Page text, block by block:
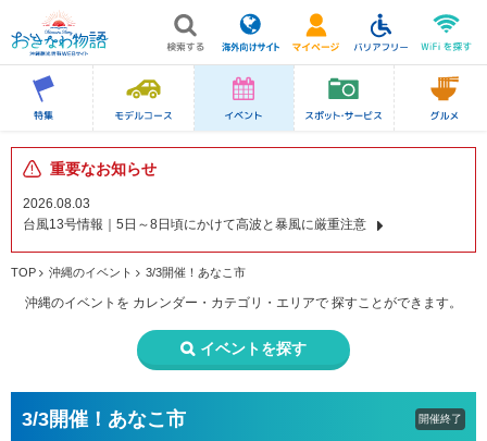
重要なお知らせ
2026.08.03
台風13号情報｜5日～8日頃にかけて高波と暴風に厳重注意
TOP 沖縄のイベント 3/3開催！あなこ市
沖縄のイベントを カレンダー・カテゴリ・エリアで 探すことができます。
イベントを探す
3/3開催！あなこ市 開催終了